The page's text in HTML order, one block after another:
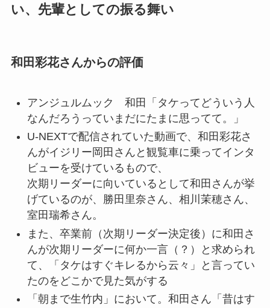
い、先輩としての振る舞い
和田彩花さんからの評価
アンジュルムック 和田「タケってどういう人
なんだろうっていまだにたまに思ってて。」
U-NEXTで配信されていた動画で、和田彩花さ
んがイジリー岡田さんと観覧車に乗ってインタ
ビューを受けているもので、
次期リーダーに向いているとして和田さんが挙
げているのが、勝田里奈さん、相川茉穂さん、
室田瑞希さん。
また、卒業前（次期リーダー決定後）に和田さ
んが次期リーダーに何か一言（？）と求められ
て、「タケはすぐキレるから云々」と言ってい
たのをどこかで見た気がする
「朝まで生竹内」において。和田さん「昔はす